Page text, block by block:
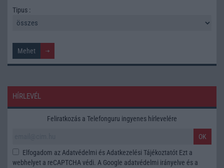
Tipus :
HÍRLEVÉL
Feliratkozás a Telefonguru ingyenes hírlevelére
OK
Elfogadom azAdatvédelmi és Adatkezelési Tájékoztatót Ezt a
webhelyet a reCAPTCHA védi. A Google adatvédelmi irányelve és a